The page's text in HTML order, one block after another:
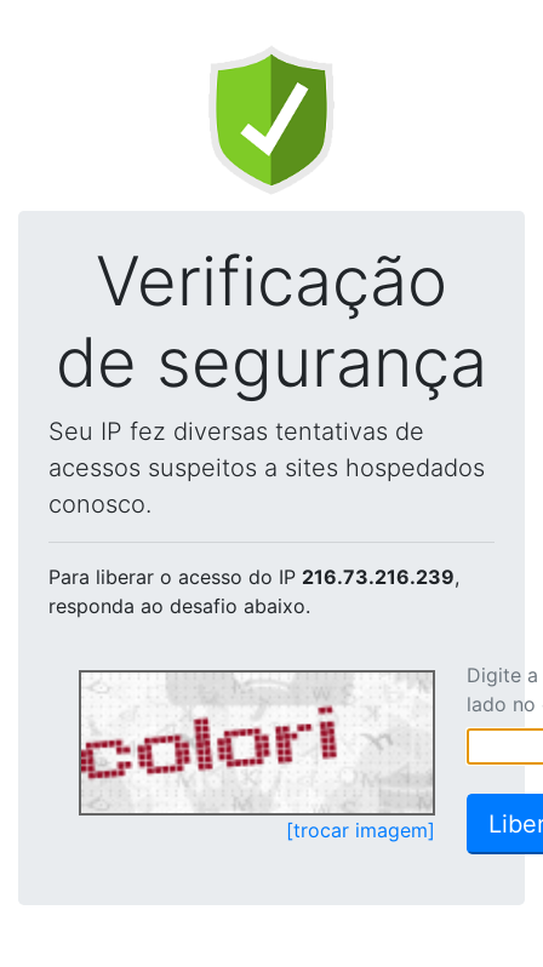
Verificação
de segurança
Seu IP fez diversas tentativas de
acessos suspeitos a sites hospedados
conosco.
Para liberar o acesso do IP 216.73.216.239,
responda ao desafio abaixo.
[trocar imagem]
Digite
lado no